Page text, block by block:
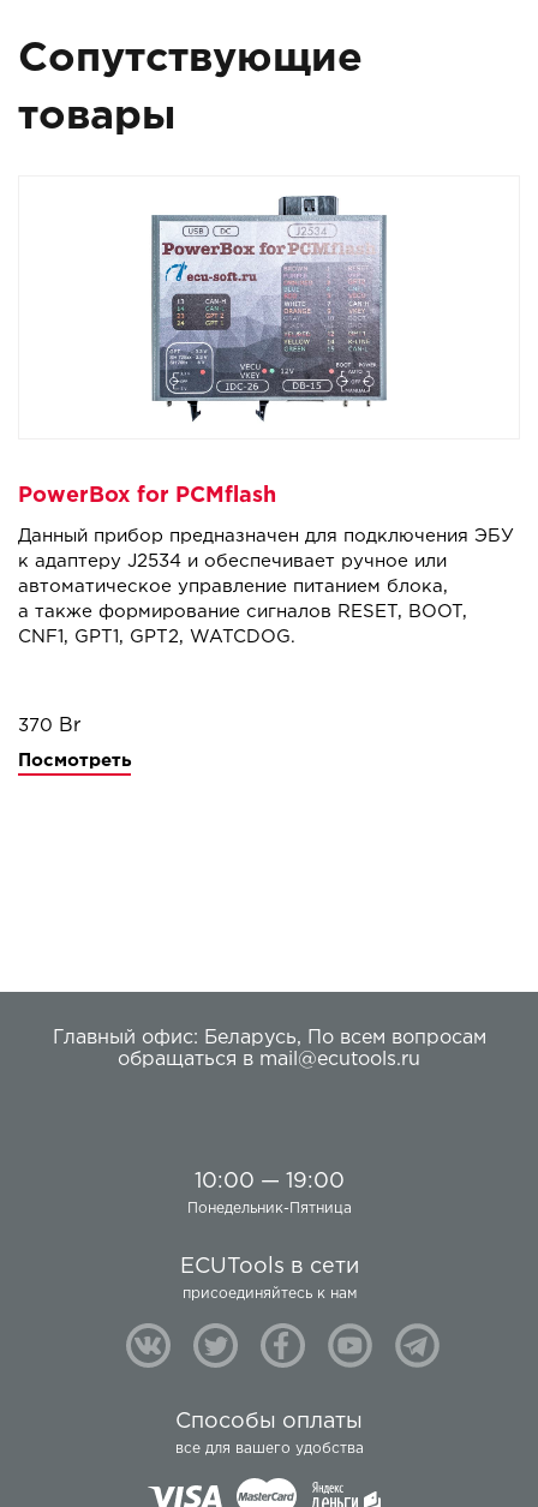
Сопутствующие
товары
PowerBox for PCMflash
Данный прибор предназначен для подключения ЭБУ
к адаптеру J2534 и обеспечивает ручное или
автоматическое управление питанием блока,
а также формирование сигналов RESET, BOOT,
CNF1, GPT1, GPT2, WATCDOG.
370
Посмотреть
Главный офис: Беларусь,
По всем вопросам
обращаться в mail@ecutools.ru
10:00 — 19:00
Понедельник-Пятница
ECUTools в сети
присоединяйтесь к нам
Способы оплаты
все для вашего удобства